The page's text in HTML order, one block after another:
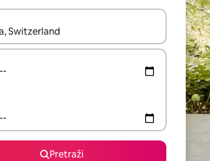
dostupni rezultati, moći ćete ih pregledati koristeći
Pretraži